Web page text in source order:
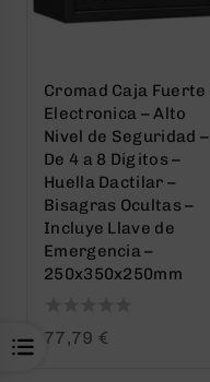
Cromad Caja Fuerte
Electronica – Alto
Nivel de Seguridad –
De 4 a 8 Digitos –
Huella Dactilar –
Bisagras Ocultas –
Incluye Llave de
Emergencia –
250x350x250mm
0
77,79 €